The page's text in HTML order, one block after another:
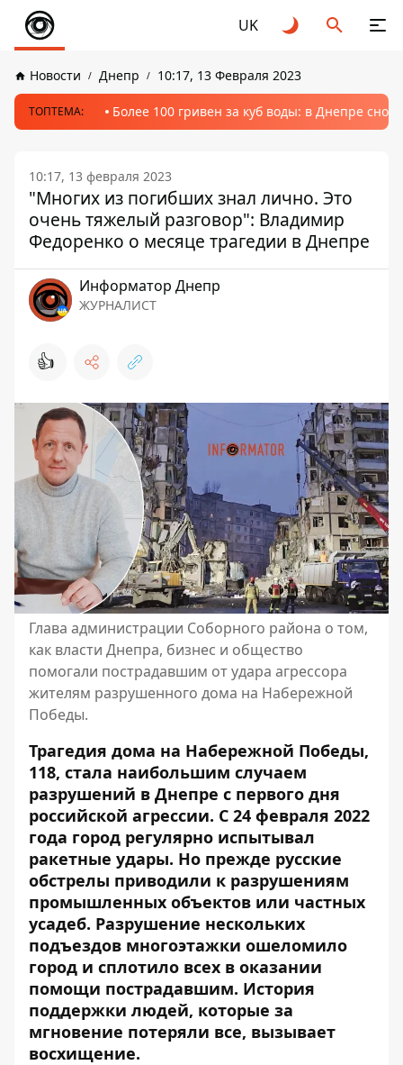
UK
Новости Днепр 10:17, 13 Февраля 2023
ТОПТЕМА: Более 100 гривен за куб воды: в Днепре
10:17, 13 февраля 2023
"Многих из погибших знал лично. Это
очень тяжелый разговор": Владимир
Федоренко о месяце трагедии в Днепре
Информатор Днепр
ЖУРНАЛИСТ
👍
Глава администрации Соборного района о том,
как власти Днепра, бизнес и общество
помогали пострадавшим от удара агрессора
жителям разрушенного дома на Набережной
Победы.
Трагедия дома на Набережной Победы,
118, стала наибольшим случаем
разрушений в Днепре с первого дня
российской агрессии. С 24 февраля 2022
года город регулярно испытывал
ракетные удары. Но прежде русские
обстрелы приводили к разрушениям
промышленных объектов или частных
усадеб. Разрушение нескольких
подъездов многоэтажки ошеломило
город и сплотило всех в оказании
помощи пострадавшим. История
поддержки людей, которые за
мгновение потеряли все, вызывает
восхищение.